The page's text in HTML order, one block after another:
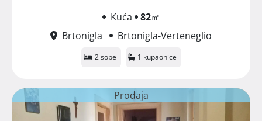
Kuća 82㎡
Brtonigla
Brtonigla-Verteneglio
2 sobe 1 kupaonice
Prodaja